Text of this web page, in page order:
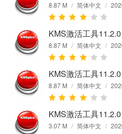
8.87 M / 简体中文 /
KMS激活工具11.2.0
8.87 M / 简体中文 /
KMS激活工具11.2.0
8.87 M / 简体中文 /
KMS激活工具11.2.0
3.07 M / 简体中文 /